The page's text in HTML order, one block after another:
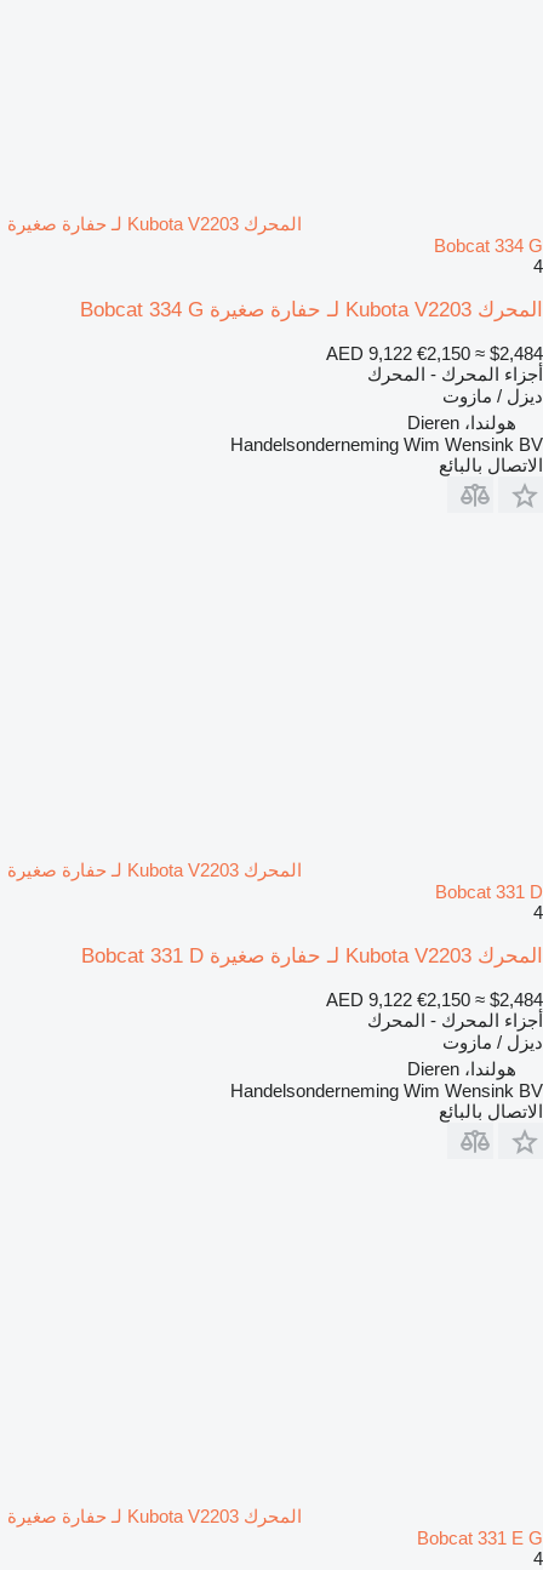
المحرك Kubota V2203 لـ حفارة صغيرة
Bobcat 334 G
4
المحرك Kubota V2203 لـ حفارة صغيرة Bobcat 334 G
AED 9,122 €2,150 ≈ $2,484
أجزاء المحرك - المحرك
ديزل / مازوت
هولندا، Dieren
Handelsonderneming Wim Wensink BV
الاتصال بالبائع
المحرك Kubota V2203 لـ حفارة صغيرة
Bobcat 331 D
4
المحرك Kubota V2203 لـ حفارة صغيرة Bobcat 331 D
AED 9,122 €2,150 ≈ $2,484
أجزاء المحرك - المحرك
ديزل / مازوت
هولندا، Dieren
Handelsonderneming Wim Wensink BV
الاتصال بالبائع
المحرك Kubota V2203 لـ حفارة صغيرة
Bobcat 331 E G
4